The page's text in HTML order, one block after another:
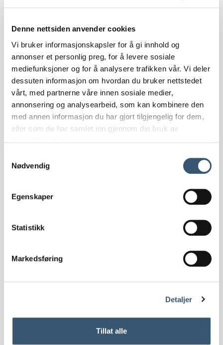
Denne nettsiden anvender cookies
Vi bruker informasjonskapsler for å gi innhold og
annonser et personlig preg, for å levere sosiale
mediefunksjoner og for å analysere trafikken vår. Vi deler
dessuten informasjon om hvordan du bruker nettstedet
vårt, med partnerne våre innen sosiale medier,
annonsering og analysearbeid, som kan kombinere den
med annen informasjon du har gjort tilgjengelig for dem,
eller som de har samlet inn gjennom din bruk av
Nødvendig
Egenskaper
Statistikk
Markedsføring
Detaljer
Tillat alle
Overnattingstur til Øysterlie med
huskyer
Beito Husky Tours
16. aug - 17. aug
17. aug - 19. aug